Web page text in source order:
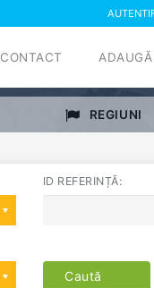
CONTACT
REGIUNI
ID REFERINȚĂ:
Caută